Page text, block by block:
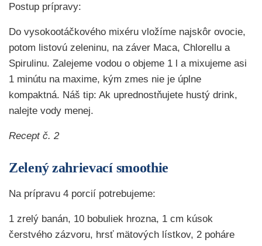
Postup prípravy:
Do vysokootáčkového mixéru vložíme najskôr ovocie,
potom listovú zeleninu, na záver Maca, Chlorellu a
Spirulinu. Zalejeme vodou o objeme 1 l a mixujeme asi
1 minútu na maxime, kým zmes nie je úplne
kompaktná. Náš tip: Ak uprednostňujete hustý drink,
nalejte vody menej.
Recept č. 2
Zelený zahrievací smoothie
Na prípravu 4 porcií potrebujeme:
1 zrelý banán, 10 bobuliek hrozna, 1 cm kúsok
čerstvého zázvoru, hrsť mätových lístkov, 2 poháre